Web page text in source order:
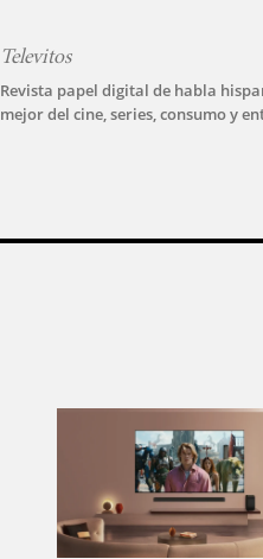
Televitos
Revista papel digital de habla
mejor del cine, series, consumo y